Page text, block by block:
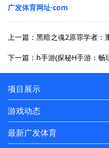
广发体育网址·com
上一篇：黑暗之魂2原罪学者：
下一篇：h手游(探秘H手游：畅
项目展示
游戏动态
最新广发体育